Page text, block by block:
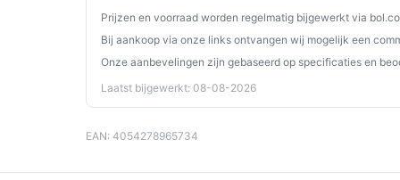
Prijzen en voorraad worden regelmatig bijgewerkt via
Bij aankoop via onze links ontvangen wij mogelijk een
Onze aanbevelingen zijn gebaseerd op specificaties en
Laatst bijgewerkt: 08-08-2026
EAN: 4054278965734